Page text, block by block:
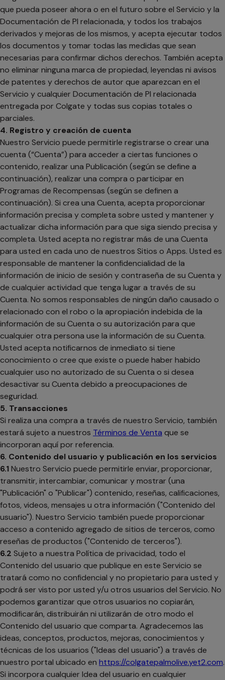
que pueda poseer ahora o en el futuro sobre el Servicio y la
Documentación de PI relacionada, y todos los trabajos
derivados y mejoras de los mismos, y acepta ejecutar todos
los documentos y tomar todas las medidas que sean
necesarias para confirmar dichos derechos. También acepta
no eliminar ninguna marca de propiedad, leyendas ni avisos
de patentes y derechos de autor que aparezcan en el
Servicio y cualquier Documentación de PI relacionada
entregada por Colgate y todas sus copias totales o
parciales.
4. Registro y creación de cuenta
Nuestro Servicio puede permitirle registrarse o crear una
cuenta (“Cuenta”) para acceder a ciertas funciones o
contenido, realizar una Publicación (según se define a
continuación), realizar una compra o participar en
Programas de Recompensas (según se definen a
continuación). Si crea una Cuenta, acepta proporcionar
información precisa y completa sobre usted y mantener y
actualizar dicha información para que siga siendo precisa y
completa. Usted acepta no registrar más de una Cuenta
para usted en cada uno de nuestros Sitios o Apps. Usted es
responsable de mantener la confidencialidad de la
información de inicio de sesión y contraseña de su Cuenta y
de cualquier actividad que tenga lugar a través de su
Cuenta. No somos responsables de ningún daño causado o
relacionado con el robo o la apropiación indebida de la
información de su Cuenta o su autorización para que
cualquier otra persona use la información de su Cuenta.
Usted acepta notificarnos de inmediato si tiene
conocimiento o cree que existe o puede haber habido
cualquier uso no autorizado de su Cuenta o si desea
desactivar su Cuenta debido a preocupaciones de
seguridad.
5. Transacciones
Si realiza una compra a través de nuestro Servicio, también
estará sujeto a nuestros Términos de Venta que se
incorporan aquí por referencia.
6. Contenido del usuario y publicación en los servicios
6.1 Nuestro Servicio puede permitirle enviar, proporcionar,
transmitir, intercambiar, comunicar y mostrar (una
"Publicación" o "Publicar") contenido, reseñas, calificaciones,
fotos, videos, mensajes u otra información ("Contenido del
usuario"). Nuestro Servicio también puede proporcionar
acceso a contenido agregado de sitios de terceros, como
reseñas de productos ("Contenido de terceros").
6.2 Sujeto a nuestra Política de privacidad, todo el
Contenido del usuario que publique en este Servicio se
tratará como no confidencial y no propietario para usted y
podrá ser visto por usted y/u otros usuarios del Servicio. No
podemos garantizar que otros usuarios no copiarán,
modificarán, distribuirán ni utilizarán de otro modo el
Contenido del usuario que comparta. Agradecemos las
ideas, conceptos, productos, mejoras, conocimientos y
técnicas de los usuarios ("Ideas del usuario") a través de
nuestro portal ubicado en https://colgatepalmolive.yet2.com
se abre en una pestaña nueva
.
Si incorpora cualquier Idea del usuario en cualquier